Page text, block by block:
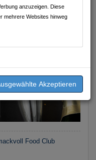
anzuzeigen. Diese
mehrere Websites hinweg
Food Club